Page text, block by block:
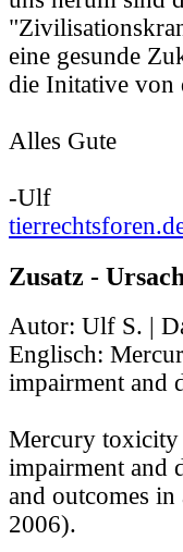
eine gesunde
die Initative von
Alles Gute
-Ulf
Zusatz -
Autor: Ulf S. |
Englisch:
impairment and
Mercury toxicity
impairment and
and outcomes
2006).